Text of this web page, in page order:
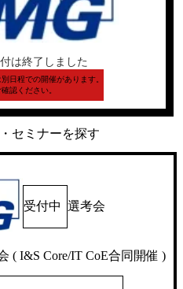
は終了しました
日程での開催があります。
認ください。
セミナーを探す
受付中 選考会
( I&S Core/IT CoE合同開催 )